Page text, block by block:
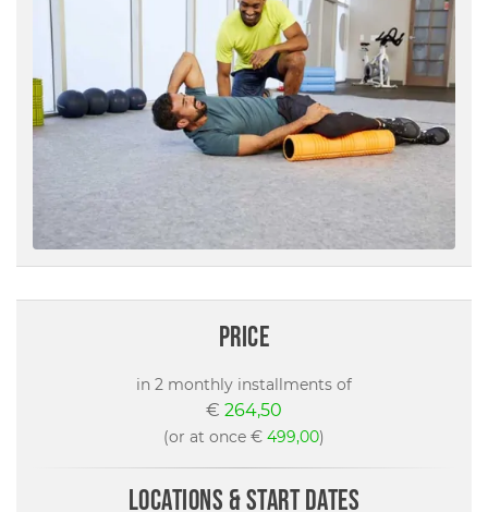
price
in 2 monthly installments of
€ 264,50
(or at once € 499,00)
locations & start dates